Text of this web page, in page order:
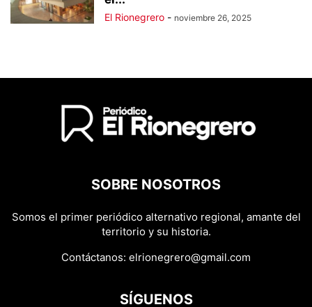
El Rionegrero - noviembre 26, 2025
SOBRE NOSOTROS
Somos el primer periódico alternativo regional, amante del
territorio y su historia.
Contáctanos: elrionegrero@gmail.com
SÍGUENOS